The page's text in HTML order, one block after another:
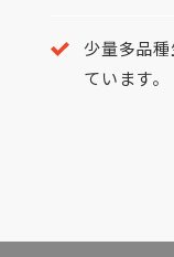
少量多品
ています。